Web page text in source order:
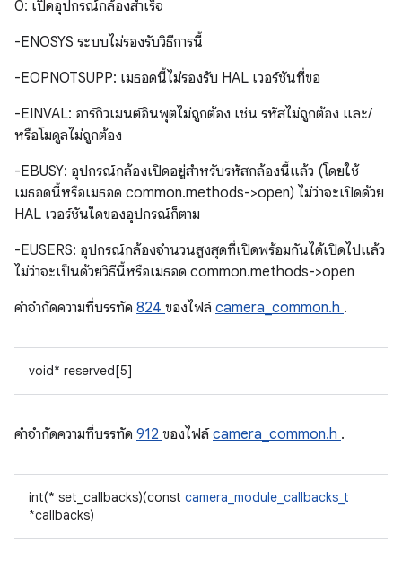
0: เปิดอุปกรณ์กล้องสำเร็จ
-ENOSYS ระบบไม่รองรับวิธีการนี้
-EOPNOTSUPP: เมธอดนี้ไม่รองรับ HAL เวอร์ชันที่ขอ
-EINVAL: อาร์กิวเมนต์อินพุตไม่ถูกต้อง เช่น รหัสไม่ถูกต้อง และ/
หรือโมดูลไม่ถูกต้อง
-EBUSY: อุปกรณ์กล้องเปิดอยู่สำหรับรหัสกล้องนี้แล้ว (โดยใช้
เมธอดนี้หรือเมธอด common.methods->open) ไม่ว่าจะเปิดด้วย
HAL เวอร์ชันใดของอุปกรณ์ก็ตาม
-EUSERS: อุปกรณ์กล้องจำนวนสูงสุดที่เปิดพร้อมกันได้เปิดไปแล้ว
ไม่ว่าจะเป็นด้วยวิธีนี้หรือเมธอด common.methods->open
คําจํากัดความที่บรรทัด 824 ของไฟล์camera_common.h .
void* reserved[5]
คําจํากัดความที่บรรทัด 912 ของไฟล์camera_common.h .
int(* set_callbacks)(const camera_module_callbacks_t
*callbacks)